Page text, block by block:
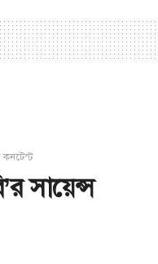
কনটেস্ট
সায়েন্স